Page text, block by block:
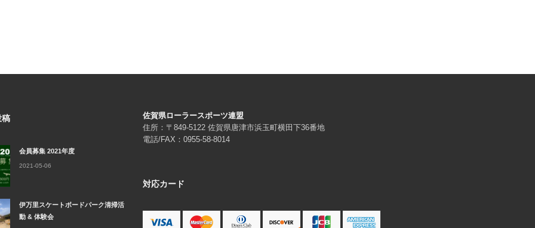
会員募集 2021年度
2021-05-06
伊万里スケートボードパーク清掃活
動 & 体験会
佐賀県ローラースポーツ連盟
住所：〒849-5122 佐賀県唐津市浜玉町横田下36番地
電話/FAX：0955-58-8014
対応カード